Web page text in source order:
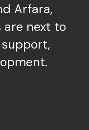
Arfara,
are next to